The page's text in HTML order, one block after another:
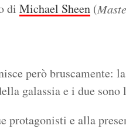
di Michael Sheen (
però bruscamente:
galassia e i due
protagonisti e alla